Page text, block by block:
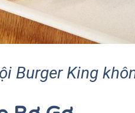
Burger King